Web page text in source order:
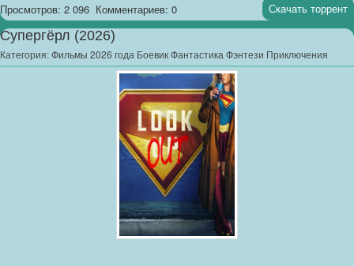
Просмотров: 2 096 Комментариев: 0 Скачать торрент
Супергёрл (2026)
Категория:Фильмы 2026 года Боевик Фантастика Фэнтези Приключения